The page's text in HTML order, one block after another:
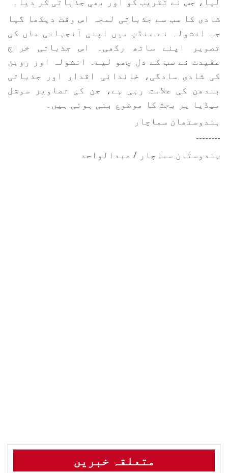
شادی کا سب سے جذباتی لمحہ اس وقت دیکھا گیا
جب انشولہ نے منڈپ میں اپنی آنجہانی ماں کی
تصویر اپنے ساتھ رکھی۔ اس جذباتی خراج
عقیدت نے سب کے دل چھو لیے۔ انشولہ اور روہن
کی شادی سادگی، خاندانی اقدار اور جذباتی
بندھن کی علامت رہی ہے، جن کی تصاویر سوشل
میڈیا پر بحث کا موضوع بنی ہوئی ہیں۔
ہندوستھان سماچار
--------
ہندوستان سماچار / عبدالواحد
متعلقہ خبریں